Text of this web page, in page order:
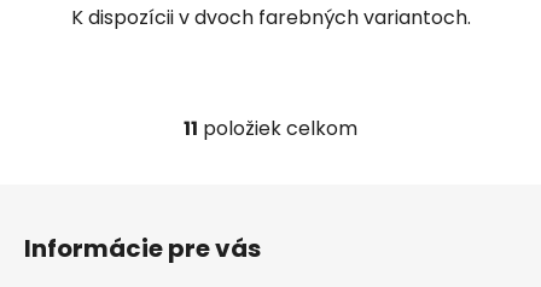
K dispozícii v dvoch farebných variantoch.
O
11 položiek celkom
Informácie pre vás